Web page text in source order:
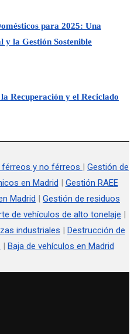
para 2025: Una
y la Gestión Sostenible
Recuperación y el Reciclado
férreos y no férreos | Gestión de
en Madrid | Gestión RAEE
Madrid | Gestión de residuos
de vehículos de alto tonelaje |
industriales | Destrucción de
| Baja de vehículos en Madrid